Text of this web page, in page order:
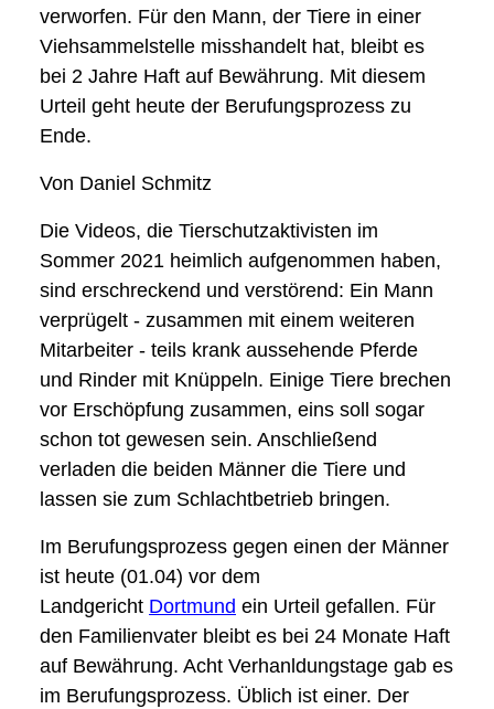
verworfen. Für den Mann, der Tiere in einer
Viehsammelstelle misshandelt hat, bleibt es
bei 2 Jahre Haft auf Bewährung. Mit diesem
Urteil geht heute der Berufungsprozess zu
Ende.
Von Daniel Schmitz
Die Videos, die Tierschutzaktivisten im
Sommer 2021 heimlich aufgenommen haben,
sind erschreckend und verstörend: Ein Mann
verprügelt - zusammen mit einem weiteren
Mitarbeiter - teils krank aussehende Pferde
und Rinder mit Knüppeln. Einige Tiere brechen
vor Erschöpfung zusammen, eins soll sogar
schon tot gewesen sein. Anschließend
verladen die beiden Männer die Tiere und
lassen sie zum Schlachtbetrieb bringen.
Im Berufungsprozess gegen einen der Männer
ist heute (01.04) vor dem
Landgericht Dortmund ein Urteil gefallen. Für
den Familienvater bleibt es bei 24 Monate Haft
auf Bewährung. Acht Verhanldungstage gab es
im Berufungsprozess. Üblich ist einer. Der